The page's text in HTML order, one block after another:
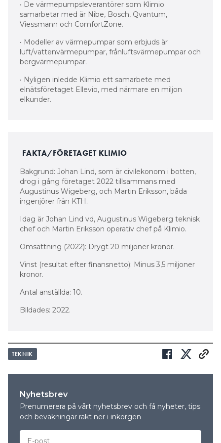
• De värmepumpsleverantörer som Klimio
samarbetar med är Nibe, Bosch, Qvantum,
Viessmann och ComfortZone.
• Modeller av värmepumpar som erbjuds är
luft/vattenvärmepumpar, frånluftsvärmepumpar och
bergvärmepumpar.
• Nyligen inledde Klimio ett samarbete med
elnätsföretaget Ellevio, med närmare en miljon
elkunder.
FAKTA/FÖRETAGET KLIMIO
Bakgrund: Johan Lind, som är civilekonom i botten,
drog i gång företaget 2022 tillsammans med
Augustinus Wigeberg, och Martin Eriksson, båda
ingenjörer från KTH.
Idag är Johan Lind vd, Augustinus Wigeberg teknisk
chef och Martin Eriksson operativ chef på Klimio.
Omsättning (2022): Drygt 20 miljoner kronor.
Vinst (resultat efter finansnetto): Minus 3,5 miljoner
kronor.
Antal anställda: 10.
Bildades: 2022.
TEKNIK
Nyhetsbrev
Prenumerera på vårt nyhetsbrev och få nyheter, tips
och bevakningar rakt ner i inkorgen